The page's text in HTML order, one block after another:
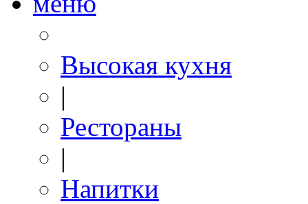
Высокая кухня
|
Рестораны
|
Напитки